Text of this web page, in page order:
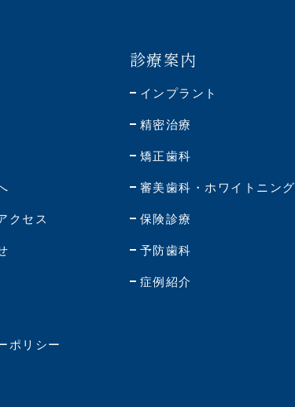
クセス
ポリシー
診療案内
インプラント
精密治療
矯正歯科
審美歯科・ ホワイトニング
保険診療
予防歯科
症例紹介